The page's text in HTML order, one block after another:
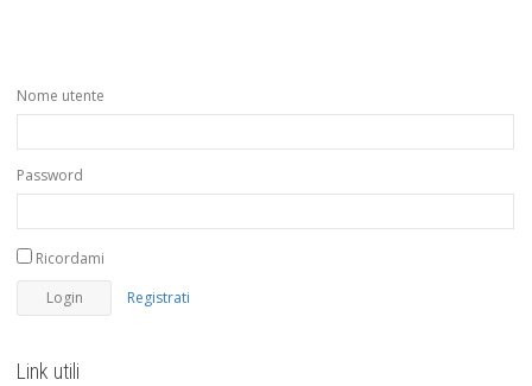
Nome utente
Password
Ricordami
Registrati
Link utili